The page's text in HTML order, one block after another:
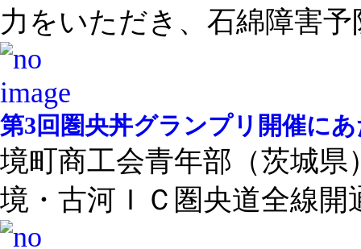
力をいただき、石綿障害予
第3回圏央丼グランプリ開催に
境町商工会青年部（茨城
境・古河ＩＣ圏央道全線開